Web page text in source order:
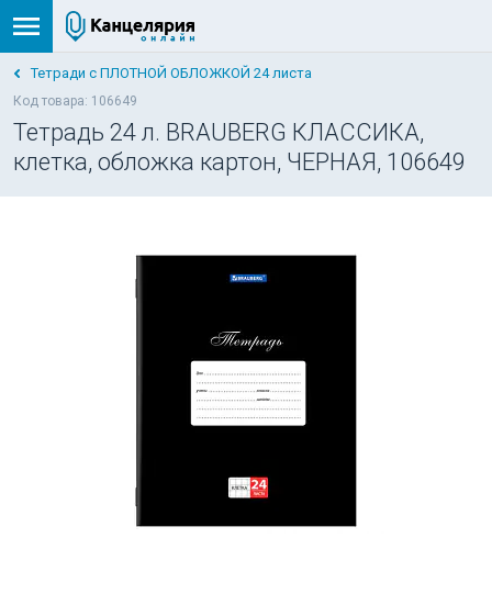
Тетради с ПЛОТНОЙ ОБЛОЖКОЙ 24 листа
Код товара: 106649
Тетрадь 24 л. BRAUBERG КЛАССИКА,
клетка, обложка картон, ЧЕРНАЯ, 106649